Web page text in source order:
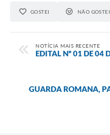
GOSTEI NÃO GOSTEI
NOTÍCIA MAIS RECENTE
EDITAL Nº 01 DE 04
GUARDA ROMANA,